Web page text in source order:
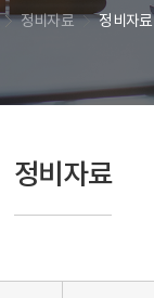
정비자료 정비자료
정비자료